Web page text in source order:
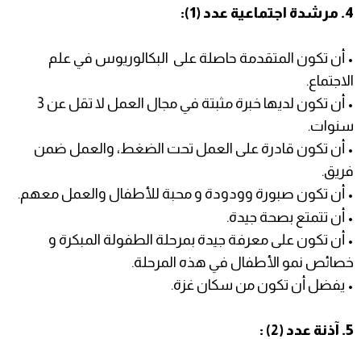
4. مرشدة اجتماعية عدد (1):
• أن تكون المتقدمة حاصلة على البكالوريوس في علم
الاجتماع.
• أن تكون لديها خبرة مثبتة في مجال العمل لا تقل عن 3
سنوات.
• أن تكون قادرة على العمل تحت الضغط، والعمل ضمن
فريق.
• أن تكون صبورة وودودة و محبة للأطفال والعمل معهم.
• أن تتمتع بصحة جيدة.
• أن تكون على معرفة جيدة بمرحلة الطفولة المبكرة و
خصائص نمو الأطفال في هذه المرحلة.
• يفضل أن تكون من سكان غزة.
5. آذنة عدد (2) :